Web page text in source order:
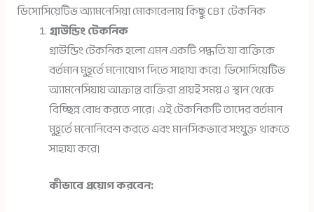
ডিসোসিয়েটিভ অ্যামনেসিয়া মোকাবেলায় কিছু CBT টেকনিক
গ্রাউন্ডিং টেকনিক
গ্রাউন্ডিং টেকনিক হলো এমন একটি পদ্ধতি যা ব্যক্তিকে
বর্তমান মুহূর্তে মনোযোগ দিতে সাহায্য করে। ডিসোসিয়েটিভ
অ্যামনেসিয়ায় আক্রান্ত ব্যক্তিরা প্রায়ই সময় ও স্থান থেকে
বিচ্ছিন্ন বোধ করতে পারে। এই টেকনিকটি তাদের বর্তমান
মুহূর্তে মনোনিবেশ করতে এবং মানসিকভাবে সংযুক্ত থাকতে
সাহায্য করে।
কীভাবে প্রয়োগ করবেন: